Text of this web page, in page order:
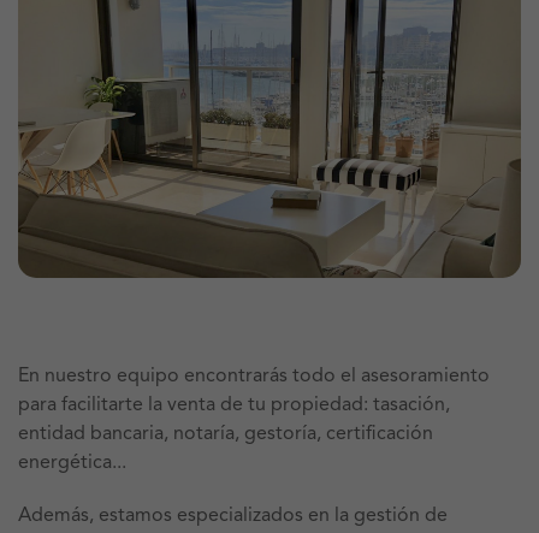
En nuestro equipo encontrarás todo el asesoramiento
para facilitarte la venta de tu propiedad: tasación,
entidad bancaria, notaría, gestoría, certificación
energética...
Además, estamos especializados en la gestión de